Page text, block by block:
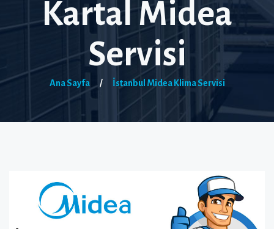
Kartal Midea
Servisi
Ana Sayfa / İstanbul Midea Klima Servisi